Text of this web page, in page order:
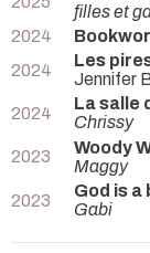
filles et
2024
2024
Les
Jennifer
2024
La salle
Chrissy
2023
Woody
Maggy
2023
God is
Gabi